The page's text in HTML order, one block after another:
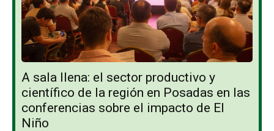
A sala llena: el sector productivo y
científico de la región en Posadas en las
conferencias sobre el impacto de El
Niño